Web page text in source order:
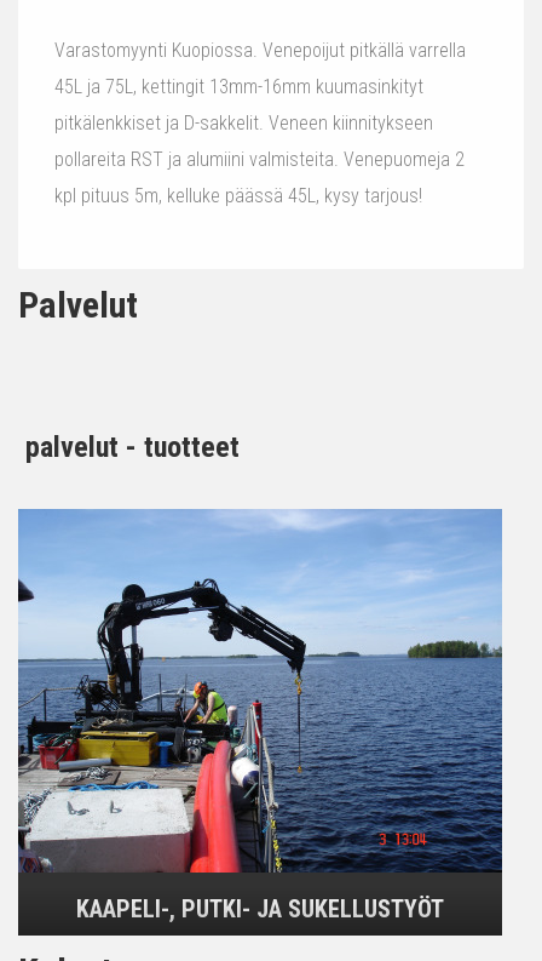
Varastomyynti Kuopiossa. Venepoijut pitkällä varrella
45L ja 75L, kettingit 13mm-16mm kuumasinkityt
pitkälenkkiset ja D-sakkelit. Veneen kiinnitykseen
pollareita RST ja alumiini valmisteita. Venepuomeja 2
kpl pituus 5m, kelluke päässä 45L, kysy tarjous!
Palvelut
palvelut - tuotteet
KAAPELI-, PUTKI- JA SUKELLUSTYÖT